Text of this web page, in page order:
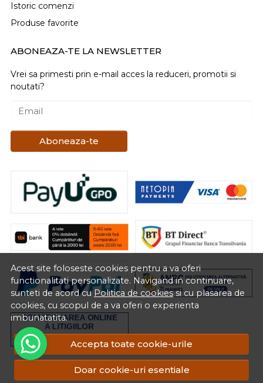
Acest site foloseste cookies pentru a va oferi
functionalitati personalizate. Navigand in continuare,
sunteti de acord cu Politica de cookiessi cu plasarea de
cookies, cu scopul de a va oferi o experienta
imbunatatita.
Accepta toate cookie-urile
Doar cookie-uri esentiale
Istoric comenzi
Produse favorite
ABONEAZA-TE LA NEWSLETTER
Vrei sa primesti prin e-mail acces la reduceri, promotii si
noutati?
Email
Aboneaza-te